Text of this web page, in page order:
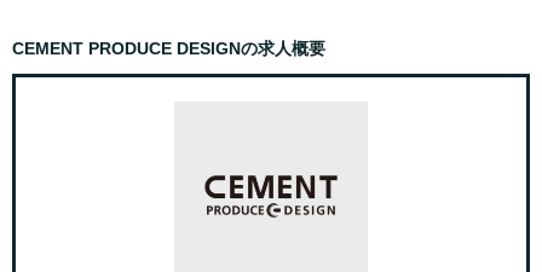
CEMENT PRODUCE DESIGNの求人概要